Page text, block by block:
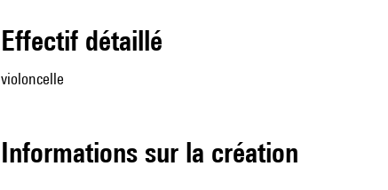
effectif détaillé
violoncelle
informations sur la création